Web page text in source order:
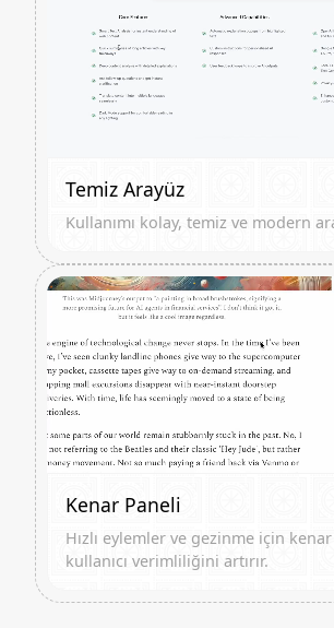
Temiz Arayüz
Kullanımı kolay, temiz ve modern
Kenar Paneli
Hızlı eylemler ve gezinme için
kullanıcı verimliliğini artırır.